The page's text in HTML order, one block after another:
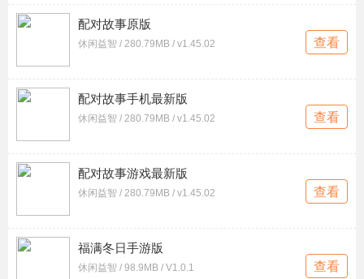
配对故事原版
休闲益智 / 280.79MB / v1.45.02 查看
配对故事手机最新版
休闲益智 / 280.79MB / v1.45.02 查看
配对故事游戏最新版
休闲益智 / 280.79MB / v1.45.02 查看
福满冬日手游版
休闲益智 / 98.9MB / V1.0.1 查看